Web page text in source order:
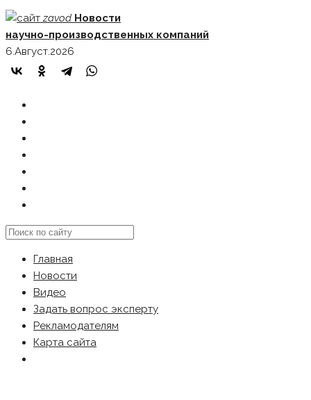
Skip
to
content
zavod Новости
научно-производственных компаний
6.Август.2026
Search
websiteГлавная
Новости
Видео
Задать вопрос эксперту
Рекламодателям
Карта сайта